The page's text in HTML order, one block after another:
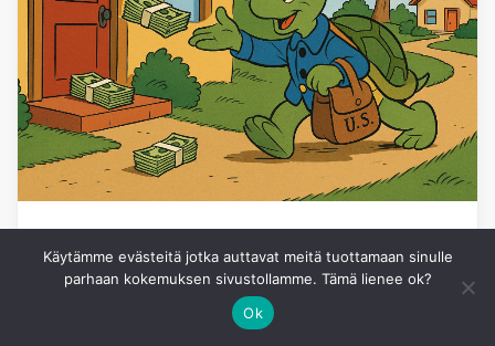
SIJOITTAMINEN
Uudet kuviot, tuttu osinkovirta
Käytämme evästeitä jotka auttavat meitä tuottamaan sinulle
parhaan kokemuksen sivustollamme. Tämä lienee ok?
Ok